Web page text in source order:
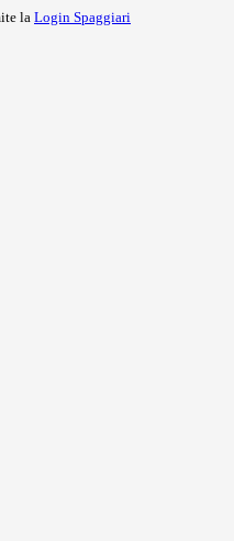
la Login Spaggiari